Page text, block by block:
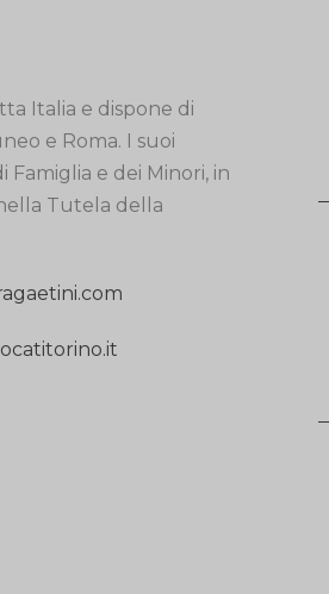
Italia e dispone di
e Roma. I suoi
Famiglia e dei Minori, in
Tutela della